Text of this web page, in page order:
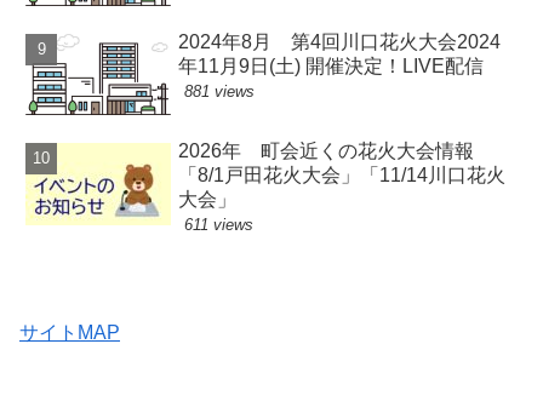
2024年8月 第4回川口花火大会2024
年11月9日(土) 開催決定！LIVE配信
881 views
2026年 町会近くの花火大会情報
「8/1戸田花火大会」「11/14川口花火
大会」
611 views
サイトMAP